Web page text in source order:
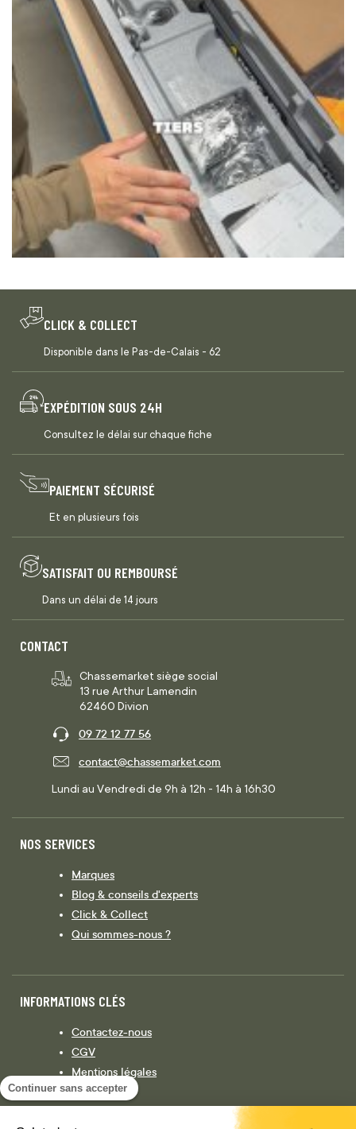
Continuer sans accepter
CLICK & COLLECT
Disponible dans le Pas-de-Calais - 62
EXPÉDITION SOUS 24H
Consultez le délai sur chaque fiche
PAIEMENT SÉCURISÉ
Et en plusieurs fois
SATISFAIT OU REMBOURSÉ
Dans un délai de 14 jours
CONTACT
Chassemarket siège social
13 rue Arthur Lamendin
62460 Divion
09 72 12 77 56
contact@chassemarket.com
Lundi au Vendredi de 9h à 12h - 14h à 16h30
NOS SERVICES
Marques
Blog & conseils d'experts
Click & Collect
Qui sommes-nous ?
INFORMATIONS CLÉS
Contactez-nous
CGV
Mentions légales
Législation